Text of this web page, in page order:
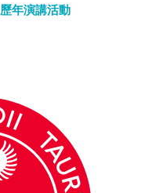
歷年演講活動